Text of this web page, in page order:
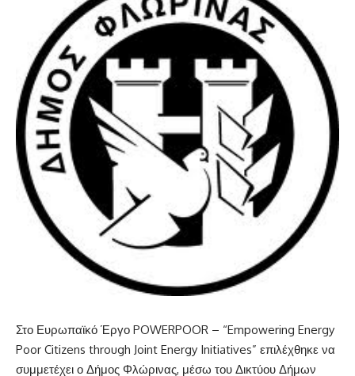
Στο Ευρωπαϊκό Έργο POWERPOOR – “Empowering Energy
Poor Citizens through Joint Energy Initiatives” επιλέχθηκε να
συμμετέχει ο Δήμος Φλώρινας, μέσω του Δικτύου Δήμων